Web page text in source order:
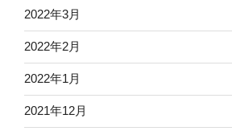
2022年3月
2022年2月
2022年1月
2021年12月